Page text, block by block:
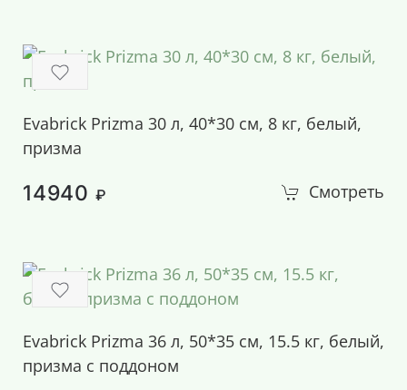
Evabrick Prizma 30 л, 40*30 см, 8 кг, белый,
призма
14940 ₽ Смотреть
Evabrick Prizma 36 л, 50*35 см, 15.5 кг, белый,
призма с поддоном